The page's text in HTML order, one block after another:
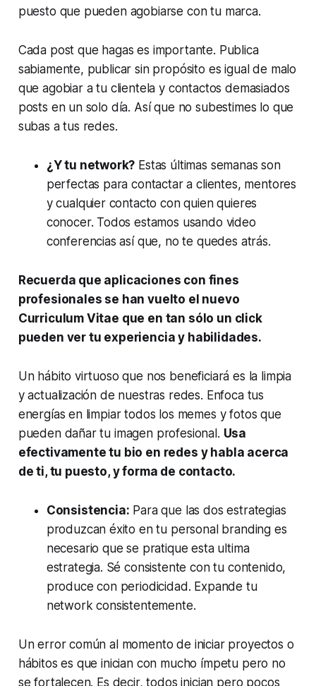
puesto que pueden agobiarse con tu marca.
Cada post que hagas es importante. Publica
sabiamente, publicar sin propósito es igual de malo
que agobiar a tu clientela y contactos demasiados
posts en un solo día. Así que no subestimes lo que
subas a tus redes.
¿Y tu network? Estas últimas semanas son
perfectas para contactar a clientes, mentores
y cualquier contacto con quien quieres
conocer. Todos estamos usando video
conferencias así que, no te quedes atrás.
Recuerda que aplicaciones con fines
profesionales se han vuelto el nuevo
Curriculum Vitae que en tan sólo un click
pueden ver tu experiencia y habilidades.
Un hábito virtuoso que nos beneficiará es la limpia
y actualización de nuestras redes. Enfoca tus
energías en limpiar todos los memes y fotos que
pueden dañar tu imagen profesional. Usa
efectivamente tu bio en redes y habla acerca
de ti, tu puesto, y forma de contacto.
Consistencia: Para que las dos estrategias
produzcan éxito en tu personal branding es
necesario que se pratique esta ultima
estrategia. Sé consistente con tu contenido,
produce con periodicidad. Expande tu
network consistentemente.
Un error común al momento de iniciar proyectos o
hábitos es que inician con mucho ímpetu pero no
se fortalecen. Es decir, todos inician pero pocos